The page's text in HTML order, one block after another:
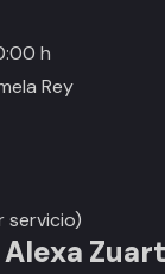
h
Rey
servicio)
Zuart